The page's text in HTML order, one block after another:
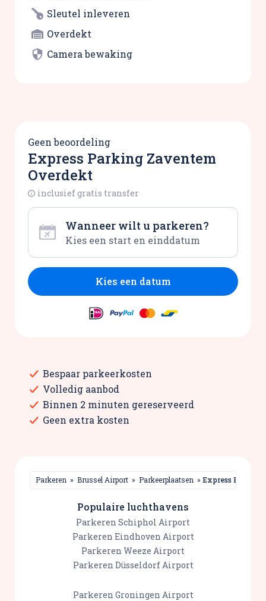
Sleutel inleveren
Overdekt
Camera bewaking
Geen beoordeling
Express Parking Zaventem
Overdekt
inclusief gratis transfer
Wanneer wilt u parkeren?
Kies een datum
Bespaar parkeerkosten
Volledig aanbod
Binnen 2 minuten gereserveerd
Geen extra kosten
Parkeren » Brussel Airport » Parkeerplaatsen »
Populaire luchthavens
Parkeren Schiphol Airport
Parkeren Eindhoven Airport
Parkeren Weeze Airport
Parkeren Düsseldorf Airport
Parkeren Groningen Airport